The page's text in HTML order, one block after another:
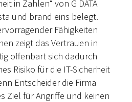
in Zahlen“ von G DATA
und brand eins belegt.
Fähigkeiten
zeigt das Vertrauen in
offenbart sich dadurch
Risiko für die IT-Sicherheit
Entscheider die Firma
Ziel für Angriffe und keinen